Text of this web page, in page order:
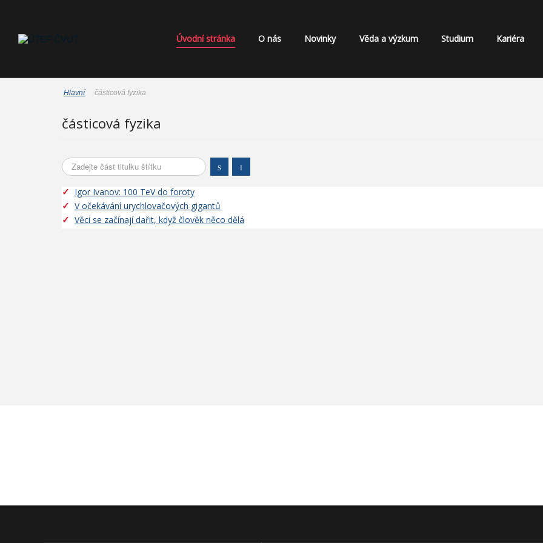
Úvodní stránka O nás Novinky Věda a výzkum Studium Kariéra
Hlavní částicová fyzika
částicová fyzika
Zadejte část titulku štítku
Igor Ivanov: 100 TeV do foroty
V očekávání urychlovačových gigantů
Věci se začínají dařit, když člověk něco dělá